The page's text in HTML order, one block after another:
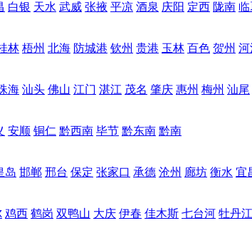
白银 天水 武威 张掖 平凉 酒泉 庆阳 定西 陇南 临
林 梧州 北海 防城港 钦州 贵港 玉林 百色 贺州 河
海 汕头 佛山 江门 湛江 茂名 肇庆 惠州 梅州 汕尾
安顺 铜仁 黔西南 毕节 黔东南 黔南
岛 邯郸 邢台 保定 张家口 承德 沧州 廊坊 衡水 宜
鸡西 鹤岗 双鸭山 大庆 伊春 佳木斯 七台河 牡丹江